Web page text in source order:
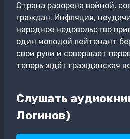
Страна разорена войной,
граждан. Инфляция,
народное недовольство
один молодой лейтенант
свои руки и совершает
теперь ждёт гражданская
Слушать
Логинов)